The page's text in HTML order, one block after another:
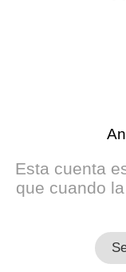
Esta cuenta
que cuando